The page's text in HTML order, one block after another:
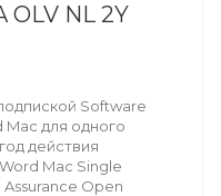
OLV NL 2Y
Software
Mac для одного
действия
Mac Single
Open